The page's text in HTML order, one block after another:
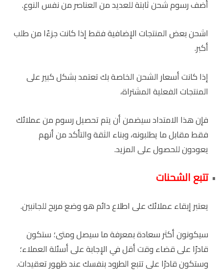
أضف رسوم شحن ثابتة للعديد من العناصر من نفس النوع.
اشحن بعض المنتجات الإضافية فقط إذا كانت جزءًا من طلب
أكبر.
إذا كانت أسعار الشحن الخاصة بك تعتمد بشكل كبير على
المنتجات الفعلية المشتراة،
فإن هذا الامتداد سيضمن أن يتم تحصيل رسوم من عملائك
فقط مقابل ما يطلبونه، وبناء الثقة والتأكد من أنهم
يعودون للحصول على المزيد.
تتبع الشحنات
يعتبر إبقاء عملائك على اطلاع دائم هو وضع مربح للجانبين.
سيكونون أكثر سعادة بمعرفة ما سيصل ومتى؛ ستكون
قادرًا على قضاء وقت أقل في الإجابة على أسئلة العملاء؛
وستكون قادرًا على تتبع الطرود بنفسك عند ظهور تعقيدات.